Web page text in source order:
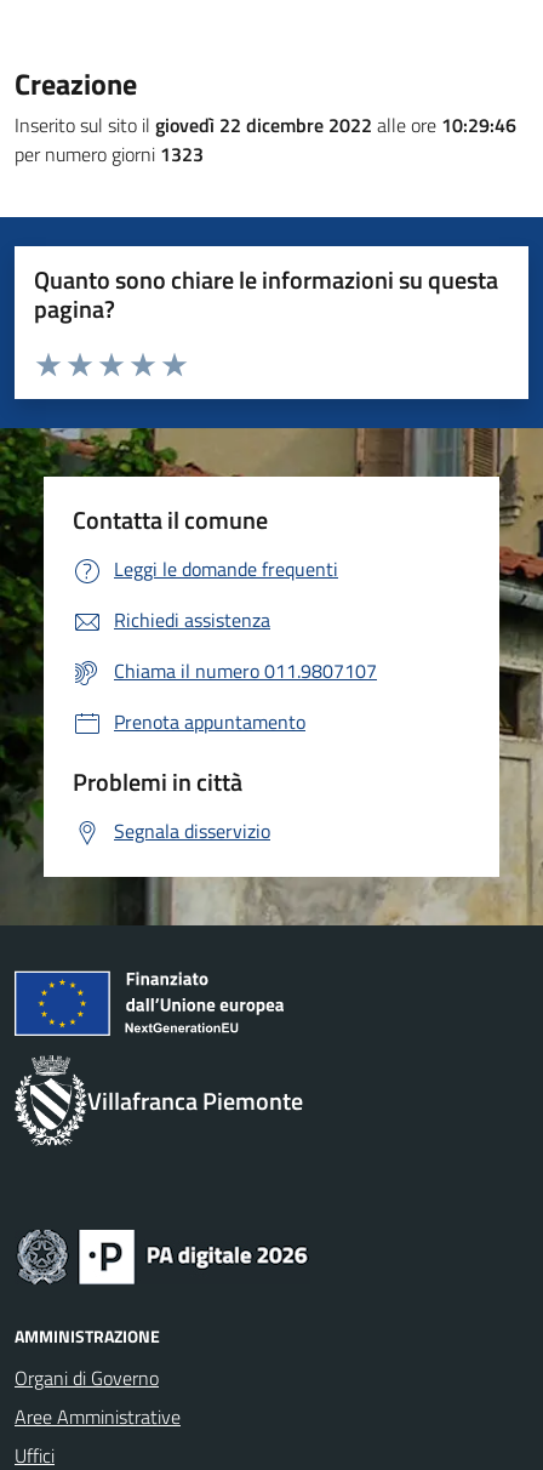
Creazione
Inserito sul sito il giovedì 22 dicembre 2022 alle ore 10:29:46
per numero giorni 1323
Quanto sono chiare le informazioni su questa
pagina?
Valuta da 1 a 5 stelle la pagina
Valuta 5 stelle su 5
Valuta 4 stelle su 5
Valuta 3 stelle su 5
Valuta 2 stelle su 5
Valuta 1 stelle su 5
Contatta il comune
Leggi le domande frequenti
Richiedi assistenza
Chiama il numero 011.9807107
Prenota appuntamento
Problemi in città
Segnala disservizio
Villafranca Piemonte
AMMINISTRAZIONE
Organi di Governo
Aree Amministrative
Uffici